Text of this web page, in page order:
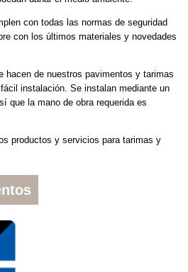
con todas las normas de seguridad
con los últimos materiales y novedades
hacen de nuestros pavimentos y tarimas
instalación. Se instalan mediante un
que la mano de obra requerida es
productos y servicios para tarimas y